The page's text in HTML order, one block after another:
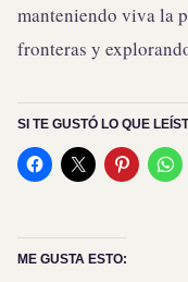
manteniendo viva la
fronteras y
SI TE GUSTÓ LO QUE
ME GUSTA ESTO: